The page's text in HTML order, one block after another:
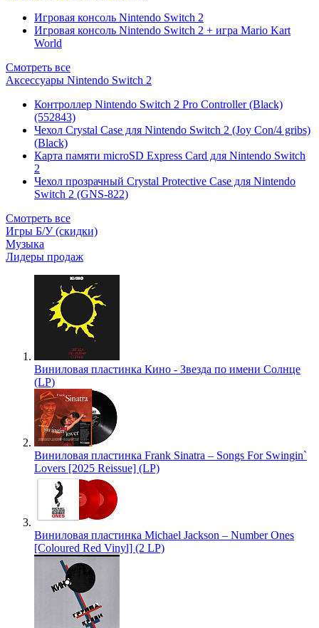
Игровая консоль Nintendo Switch 2
Игровая консоль Nintendo Switch 2 + игра Mario Kart
World
Смотреть все
Аксессуары Nintendo Switch 2
Контроллер Nintendo Switch 2 Pro Controller (Black)
(552843)
Чехол Сrystal Сase для Nintendo Switch 2 (Joy Con/4 gribs)
(Black)
Карта памяти microSD Express Card для Nintendo Switch
2
Чехол прозрачный Crystal Protective Case для Nintendo
Switch 2 (GNS-822)
Смотреть все
Игры Б/У (скидки)
Музыка
Лидеры продаж
Виниловая пластинка Кино - Звезда по имени Солнце
(LP)
Виниловая пластинка Frank Sinatra – Songs For Swingin`
Lovers [2025 Reissue] (LP)
Виниловая пластинка Michael Jackson – Number Ones
[Coloured Red Vinyl] (2 LP)